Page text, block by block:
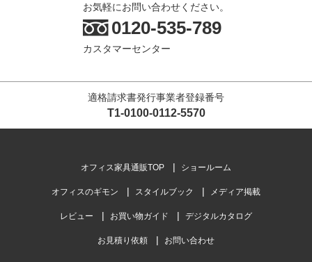
お気軽にお問い合わせください。
0120-535-789
カスタマーセンター
適格請求書発行事業者登録番号
T1-0100-0112-5570
オフィス家具通販TOP ショールーム
オフィスのギモン スタイルブック メディア掲載
レビュー お買い物ガイド デジタルカタログ
お見積り依頼 お問い合わせ